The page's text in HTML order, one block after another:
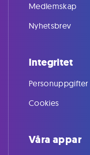
Medlemskap
Nyhetsbrev
Integritet
Personuppgifter
Cookies
Våra appar